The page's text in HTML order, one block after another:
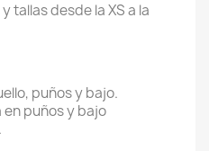
tallas desde la XS a la
puños y bajo.
en puños y bajo